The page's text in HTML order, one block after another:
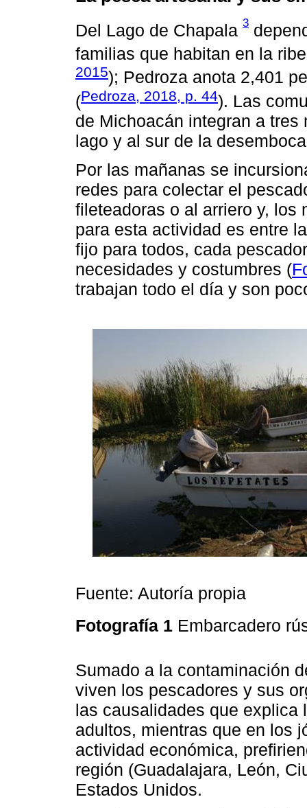
Del Lago de Chapala 3
familias que habitan en la
2015); Pedroza anota 2,401
(Pedroza, 2018, p. 44). Las
de Michoacán integran a
lago y al sur de la
Por las mañanas se
redes para colectar el
fileteadoras o al arriero y, los
para esta actividad es entre
fijo para todos, cada
necesidades y costumbres (
trabajan todo el día y son
Fuente: Autoría propia
Fotografía 1 Embarcadero
Sumado a la contaminación
viven los pescadores y sus
las causalidades que explica
adultos, mientras que en los
actividad económica,
región (Guadalajara, León,
Estados Unidos.